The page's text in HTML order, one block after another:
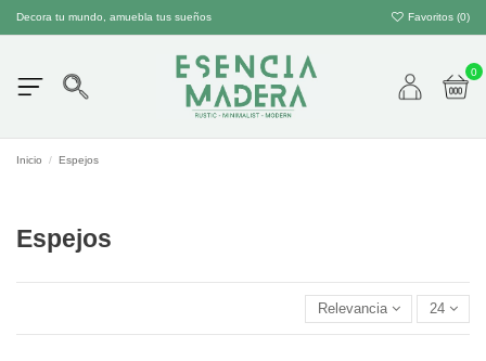
Decora tu mundo, amuebla tus sueños Favoritos (0)
0
Inicio Espejos
Espejos
Relevancia 24